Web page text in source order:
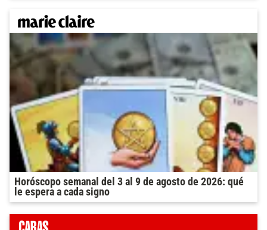
Horóscopo semanal del 3 al 9 de agosto de 2026: qué
le espera a cada signo